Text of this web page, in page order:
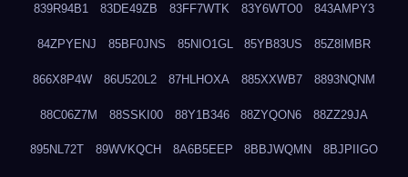
839R94B1 83DE49ZB 83FF7WTK 83Y6WTO0 843AMPY3
84ZPYENJ 85BF0JNS 85NIO1GL 85YB83US 85Z8IMBR
866X8P4W 86U520L2 87HLHOXA 885XXWB7 8893NQNM
88C06Z7M 88SSKI00 88Y1B346 88ZYQON6 88ZZ29JA
895NL72T 89WVKQCH 8A6B5EEP 8BBJWQMN 8BJPIIGO